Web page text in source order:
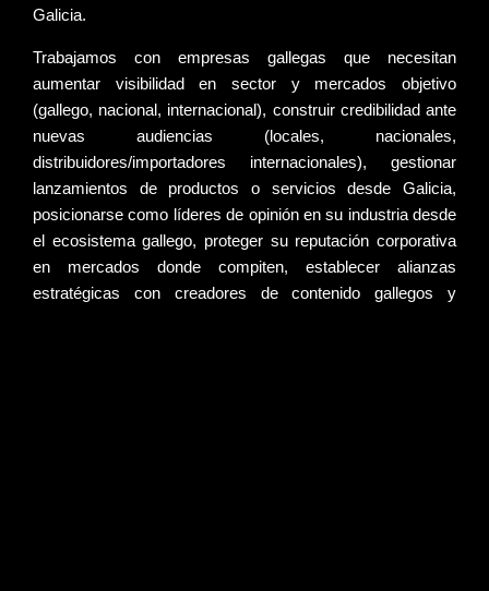
Galicia.
Trabajamos con empresas gallegas que necesitan
aumentar visibilidaden sector y mercados objetivo
(gallego, nacional, internacional), construir credibilidadante
nuevas audiencias (locales, nacionales,
distribuidores/importadores internacionales), gestionar
lanzamientos de productos o servicios desde Galicia,
posicionarse como líderes de opiniónen su industria desde
el ecosistema gallego, proteger su reputación corporativa
en mercados donde compiten, establecer alianzas
estratégicas con creadores de contenido gallegos y